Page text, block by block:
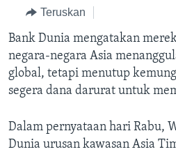
Lanjut
Navigasi
Utama
Lanjut
ke
POLYGRAPH
DAFTAR PROGRAM
Learning English
Teruskan
Bank Dunia mengatakan
negara-negara Asia
global, tetapi menutup
segera dana darurat untuk
Dalam pernyataan hari Rabu,
Dunia urusan kawasan Asia